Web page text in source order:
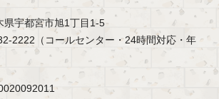
宇都宮市旭1丁目1-5
2222（コールセンター・24時間対応・年